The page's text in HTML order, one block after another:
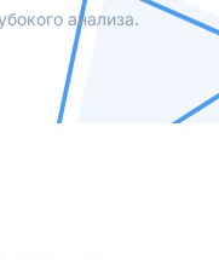
анализа.